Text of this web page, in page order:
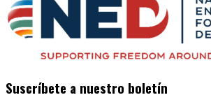
Suscríbete a nuestro boletín